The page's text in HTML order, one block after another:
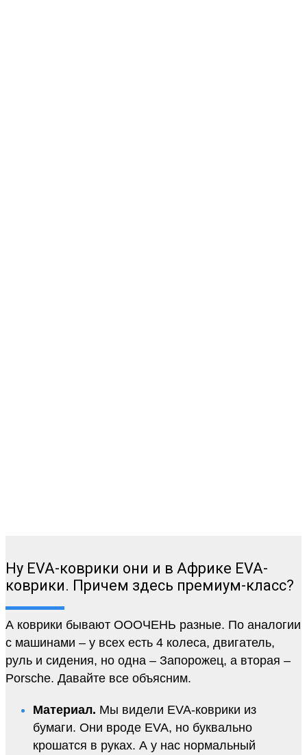
Ну EVA-коврики они и в Африке EVA-
коврики. Причем здесь премиум-класс?
А коврики бывают ОООЧЕНЬ разные. По аналогии
с машинами – у всех есть 4 колеса, двигатель,
руль и сидения, но одна – Запорожец, а вторая –
Porsche. Давайте все объясним.
Материал. Мы видели EVA-коврики из
бумаги. Они вроде EVA, но буквально
крошатся в руках. А у нас нормальный